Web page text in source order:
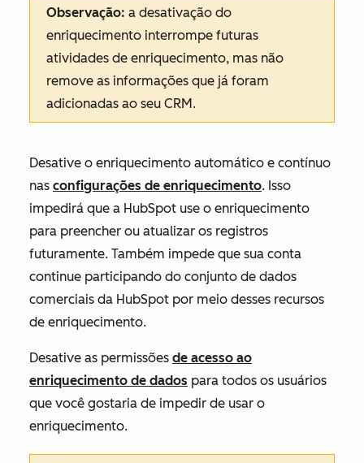
Observação: a desativação do
enriquecimento interrompe futuras
atividades de enriquecimento, mas não
remove as informações que já foram
adicionadas ao seu CRM.
Desative o enriquecimento automático e contínuo
nas configurações de enriquecimento. Isso
impedirá que a HubSpot use o enriquecimento
para preencher ou atualizar os registros
futuramente. Também impede que sua conta
continue participando do conjunto de dados
comerciais da HubSpot por meio desses recursos
de enriquecimento.
Desative as permissões de acesso ao
enriquecimento de dados para todos os usuários
que você gostaria de impedir de usar o
enriquecimento.